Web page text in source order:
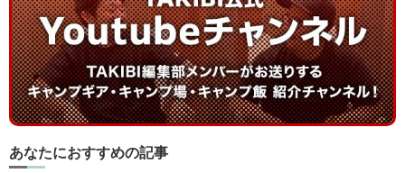
あなたにおすすめの記事